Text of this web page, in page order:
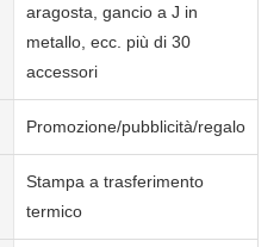
aragosta, gancio a J in
metallo, ecc. più di 30
accessori
Promozione/pubblicità/regalo/
Stampa a trasferimento
termico